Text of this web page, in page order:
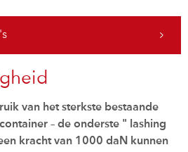
van het sterkste bestaande
– de onderste " lashing
kracht van 1000 daN kunnen